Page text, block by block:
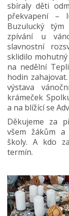
sbíraly děti
překvapení –
Buzulucký
zpívání u
slavnostní
sklidilo
na nedělní
hodin
výstava
krámeček
a na blížící se
Děkujeme za
všem žákům a
školy. A kdo
termín.